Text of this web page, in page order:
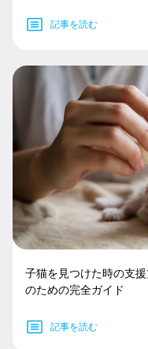
記事を読む
子猫を見つけた時の支
のための完全ガイド
記事を読む